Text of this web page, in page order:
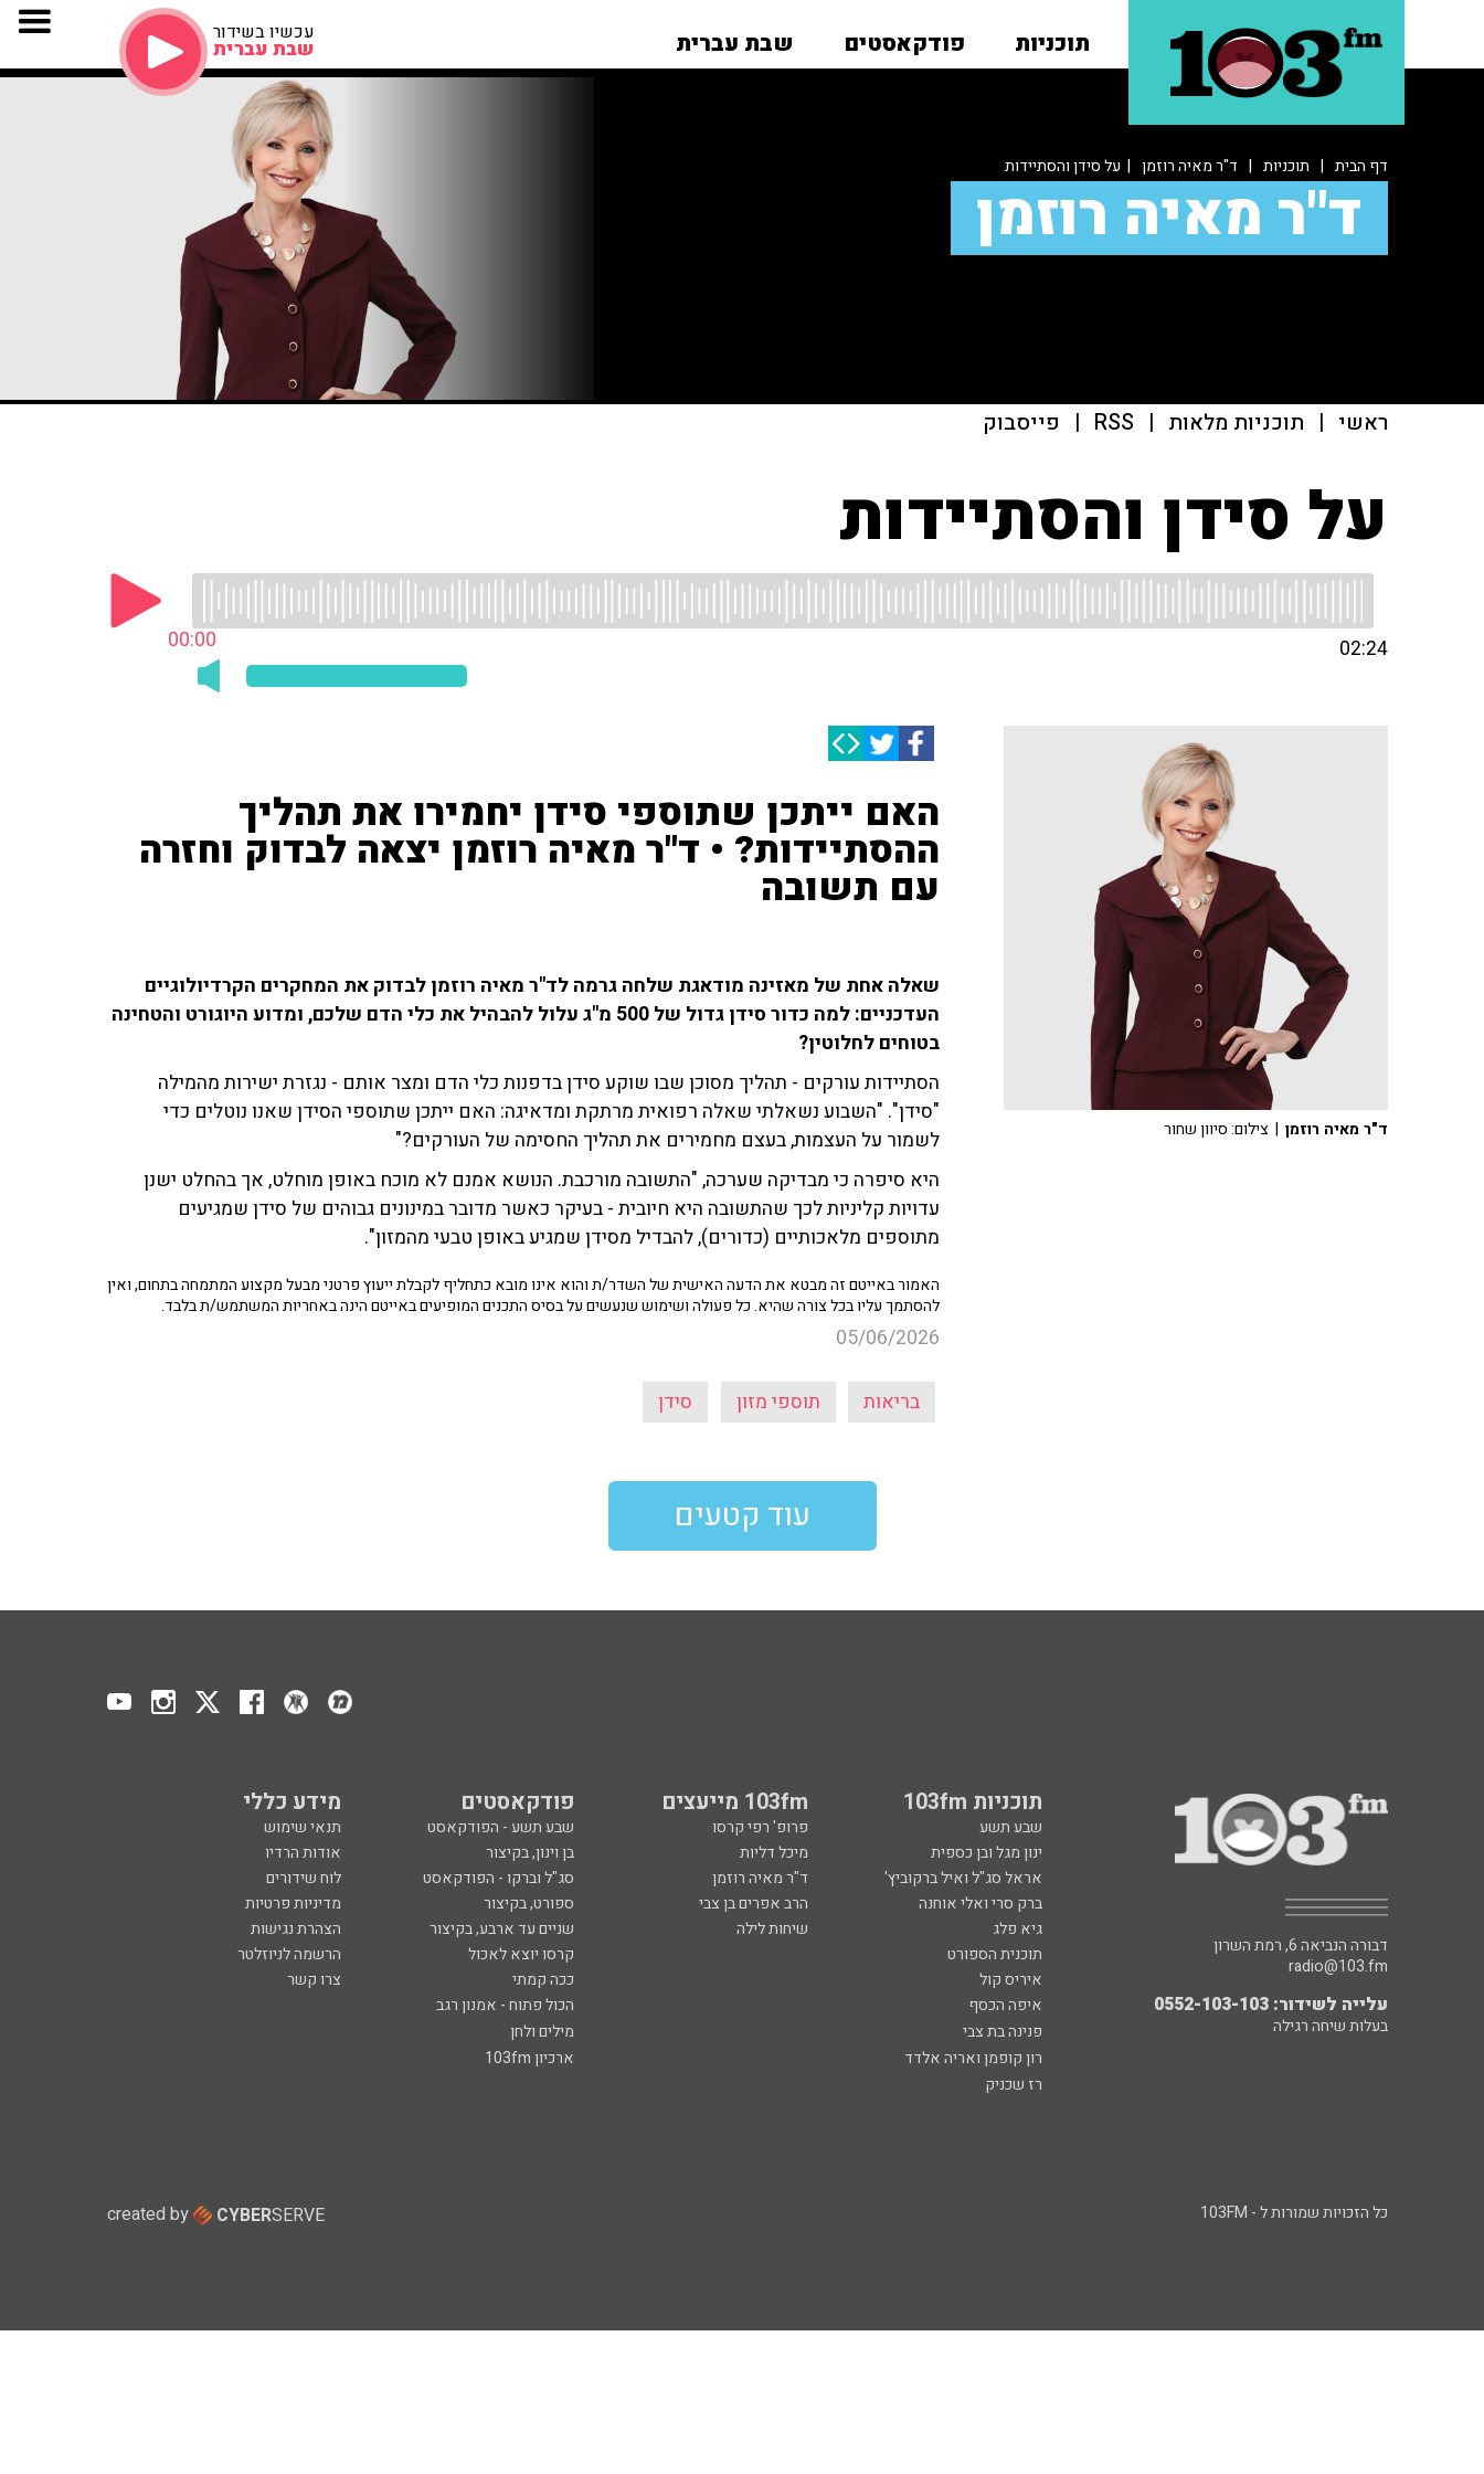
תוכניות פודקאסטים שבת עברית עכשיו בשידור
שבת עברית
דף הבית | תוכניות | ד"ר מאיה רוזמן | על סידן והסתיידות
ד"ר מאיה רוזמן
ראשי | תוכניות מלאות |
RSS
| פייסבוק
על סידן והסתיידות
00:00 02:24
האם ייתכן שתוספי סידן יחמירו את תהליך
ההסתיידות? • ד"ר מאיה רוזמן יצאה לבדוק וחזרה
עם תשובה
שאלה אחת של מאזינה מודאגת שלחה גרמה לד"ר מאיה רוזמן לבדוק את המחקרים הקרדיולוגיים
העדכניים: למה כדור סידן גדול של 500 מ"ג עלול להבהיל את כלי הדם שלכם, ומדוע היוגורט והטחינה
בטוחים לחלוטין?
הסתיידות עורקים - תהליך מסוכן שבו שוקע סידן בדפנות כלי הדם ומצר אותם - נגזרת ישירות מהמילה
"סידן". "השבוע נשאלתי שאלה רפואית מרתקת ומדאיגה: האם ייתכן שתוספי הסידן שאנו נוטלים כדי
לשמור על העצמות, בעצם מחמירים את תהליך החסימה של העורקים?"
היא סיפרה כי מבדיקה שערכה, "התשובה מורכבת. הנושא אמנם לא מוכח באופן מוחלט, אך בהחלט ישנן
עדויות קליניות לכך שהתשובה היא חיובית - בעיקר כאשר מדובר במינונים גבוהים של סידן שמגיעים
מתוספים מלאכותיים (כדורים), להבדיל מסידן שמגיע באופן טבעי מהמזון".
האמור באייטם זה מבטא את הדעה האישית של השדר/ת והוא אינו מובא כתחליף לקבלת ייעוץ פרטני מבעל מקצוע המתמחה בתחום, ואין
להסתמך עליו בכל צורה שהיא. כל פעולה ושימוש שנעשים על בסיס התכנים המופיעים באייטם הינה באחריות המשתמש/ת בלבד.
05/06/2026
בריאות תוספי מזון סידן
ד"ר מאיה רוזמן | צילום: סיוון שחור
עוד קטעים
תוכניות 103fm 103fm מייעצים פודקאסטים מידע כללי
שבע תשע פרופ' רפי קרסו שבע תשע - הפודקאסט
תנאי שימוש
ינון מגל ובן כספית
מיכל דליות בן וינון, בקיצור
אודות הרדיו
אראל סג"ל ואיל ברקוביץ'
ד"ר מאיה רוזמן סג"ל וברקו - הפודקאסט
לוח שידורים
ברק סרי ואלי אוחנה
הרב אפרים בן צבי ספורט, בקיצור
מדיניות פרטיות
גיא פלג
שיחות לילה שניים עד ארבע, בקיצור
הצהרת נגישות
תוכנית הספורט
קרסו יוצא לאכול
הרשמה לניוזלטר
איריס קול
ככה קמתי
צרו קשר
איפה הכסף
הכול פתוח - אמנון רגב
פנינה בת צבי
מילים ולחן
רון קופמן ואריה אלדד
ארכיון 103fm
רז שכניק
דבורה הנביאה 6, רמת השרון
radio@103.fm
עלייה לשידור: 0552-103-103
בעלות שיחה רגילה
כל הזכויות שמורות ל - 103FM created by CYBERSERVE